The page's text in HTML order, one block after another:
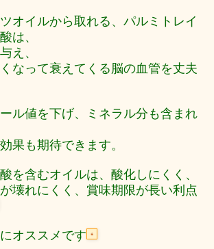
オイルから取れる、パルミトレイ
は、
え、
なって衰えてくる脳の血管を丈夫
ル値を下げ、ミネラル分も含まれ
果も期待できます。
を含むオイルは、酸化しにくく、
壊れにくく、賞味期限が長い利点
オススメです